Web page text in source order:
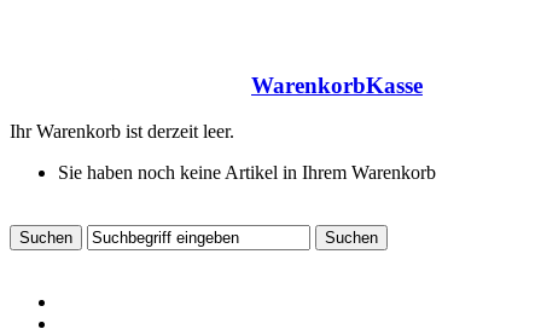
WarenkorbKasse
Ihr Warenkorb ist derzeit leer.
Sie haben noch keine Artikel in Ihrem Warenkorb